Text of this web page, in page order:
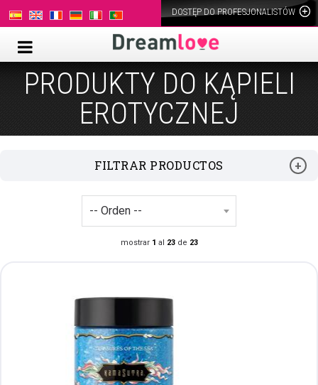
DOSTĘP DO PROFESJONALISTÓW
PRODUKTY DO KĄPIELI
EROTYCZNEJ
FILTRAR PRODUCTOS
mostrar 1 al 23de 23